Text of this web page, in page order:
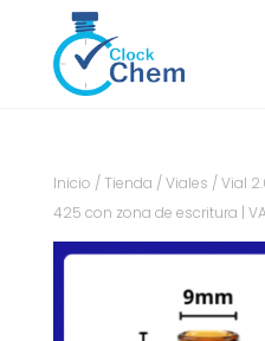
Inicio / Tienda /Viales / Vial
425 con zona de escritura |